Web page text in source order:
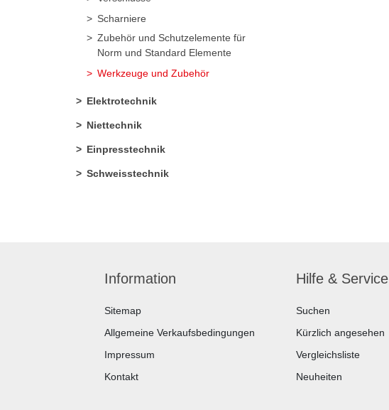
Scharniere
Zubehör und Schutzelemente für
Norm und Standard Elemente
Werkzeuge und Zubehör
Elektrotechnik
Niettechnik
Einpresstechnik
Schweisstechnik
Information
Sitemap
Allgemeine Verkaufsbedingungen
Impressum
Kontakt
Hilfe & Service
Suchen
Kürzlich angesehen
Vergleichsliste
Neuheiten